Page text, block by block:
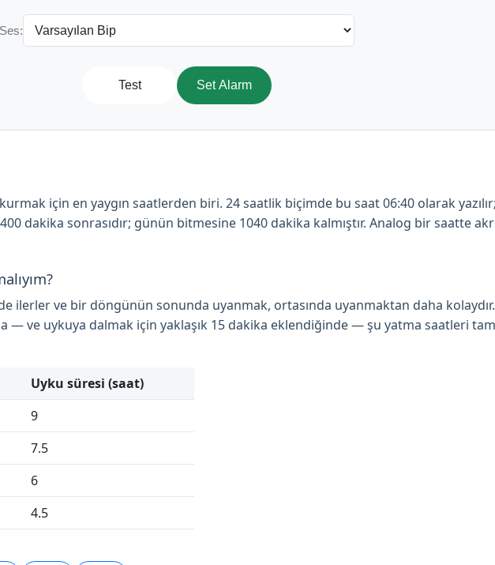
Ses:
Test Set Alarm
için en yaygın saatlerden biri. 24 saatlik biçimde bu saat 06:40 olarak
dakika sonrasıdır; günün bitmesine 1040 dakika kalmıştır. Analog bir saatte
ilerler ve bir döngünün sonunda uyanmak, ortasında uyanmaktan daha
— ve uykuya dalmak için yaklaşık 15 dakika eklendiğinde — şu yatma saatleri
Uyku süresi (saat)
9
7.5
6
4.5